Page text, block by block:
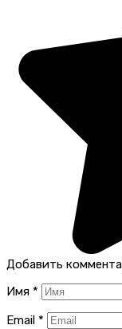
Добавить
Имя *
Email *